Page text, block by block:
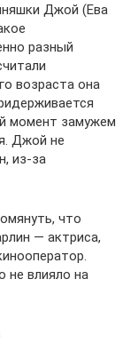
Джой (Ева
разный
возраста она
момент замужем
Джой не
из-за
что
— актриса,
не влияло на